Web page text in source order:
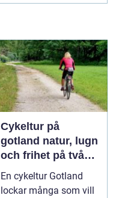
Cykeltur på
gotland natur, lugn
och frihet på två
hjul
En cykeltur Gotland
lockar många som vill